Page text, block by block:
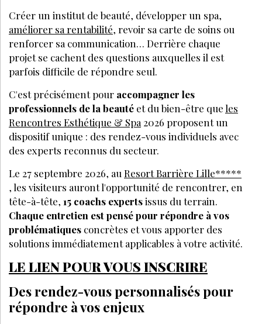
Créer un institut de beauté, développer un spa,
améliorer sa rentabilité, revoir sa carte de soins ou
renforcer sa communication… Derrière chaque
projet se cachent des questions auxquelles il est
parfois difficile de répondre seul.
C'est précisément pour accompagner les
professionnels de la beauté et du bien-être que les
Rencontres Esthétique & Spa 2026 proposent un
dispositif unique : des rendez-vous individuels avec
des experts reconnus du secteur.
Le 27 septembre 2026, au Resort Barrière Lille*****
, les visiteurs auront l'opportunité de rencontrer, en
tête-à-tête, 15 coachs expertsissus du terrain.
Chaque entretien est pensé pour répondre à vos
problématiques concrètes et vous apporter des
solutions immédiatement applicables à votre activité.
LE LIEN POUR VOUS INSCRIRE
Des rendez-vous personnalisés pour
répondre à vos enjeux